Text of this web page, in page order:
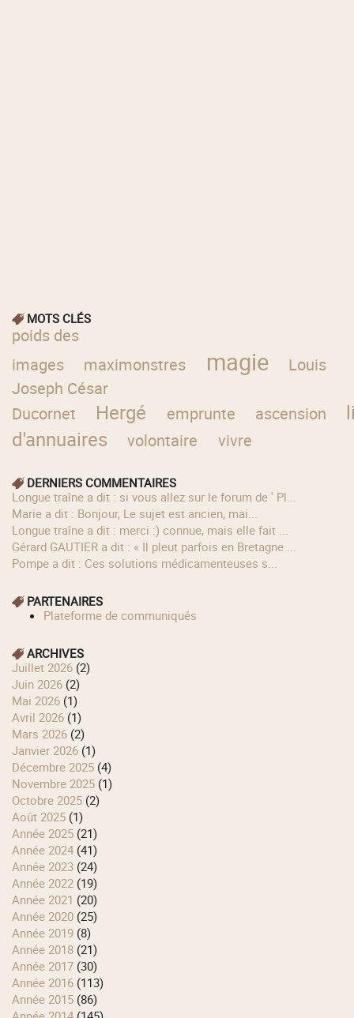
MOTS CLÉS
poids des
images
maximonstres magie
Louis
Joseph César
Ducornet
Hergé emprunte ascension
d'annuaires
volontaire vivre
DERNIERS COMMENTAIRES
longue traîne a dit : si vous allez sur le forum de ' Pl...
Marie a dit : Bonjour, Le sujet est ancien, mai...
longue traîne a dit : merci :) connue, mais elle fait ...
Gérard GAUTIER a dit : « Il pleut parfois en Bretagne ...
Pompe a dit : Ces solutions médicamenteuses s...
PARTENAIRES
Plateforme de communiqués
ARCHIVES
juillet 2026 (2)
juin 2026 (2)
mai 2026 (1)
avril 2026 (1)
mars 2026 (2)
janvier 2026 (1)
décembre 2025 (4)
novembre 2025 (1)
octobre 2025 (2)
août 2025 (1)
année 2025 (21)
année 2024 (41)
année 2023 (24)
année 2022 (19)
année 2021 (20)
année 2020 (25)
année 2019 (8)
année 2018 (21)
année 2017 (30)
année 2016 (113)
année 2015 (86)